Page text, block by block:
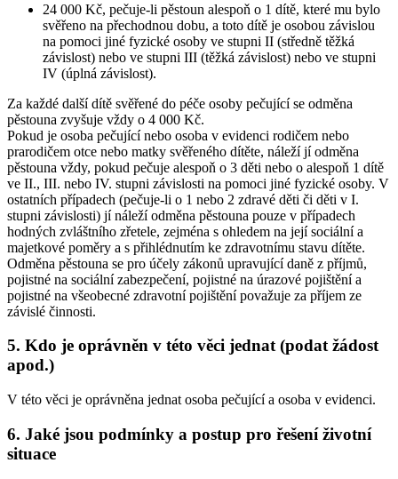
24 000 Kč, pečuje-li pěstoun alespoň o 1 dítě, které mu bylo
svěřeno na přechodnou dobu, a toto dítě je osobou závislou
na pomoci jiné fyzické osoby ve stupni II (středně těžká
závislost) nebo ve stupni III (těžká závislost) nebo ve stupni
IV (úplná závislost).
Za každé další dítě svěřené do péče osoby pečující se odměna
pěstouna zvyšuje vždy o 4 000 Kč.
Pokud je osoba pečující nebo osoba v evidenci rodičem nebo
prarodičem otce nebo matky svěřeného dítěte, náleží jí odměna
pěstouna vždy, pokud pečuje alespoň o 3 děti nebo o alespoň 1 dítě
ve II., III. nebo IV. stupni závislosti na pomoci jiné fyzické osoby. V
ostatních případech (pečuje-li o 1 nebo 2 zdravé děti či děti v I.
stupni závislosti) jí náleží odměna pěstouna pouze v případech
hodných zvláštního zřetele, zejména s ohledem na její sociální a
majetkové poměry a s přihlédnutím ke zdravotnímu stavu dítěte.
Odměna pěstouna se pro účely zákonů upravující daně z příjmů,
pojistné na sociální zabezpečení, pojistné na úrazové pojištění a
pojistné na všeobecné zdravotní pojištění považuje za příjem ze
závislé činnosti.
5. Kdo je oprávněn v této věci jednat (podat žádost
apod.)
V této věci je oprávněna jednat osoba pečující a osoba v evidenci.
6. Jaké jsou podmínky a postup pro řešení životní
situace